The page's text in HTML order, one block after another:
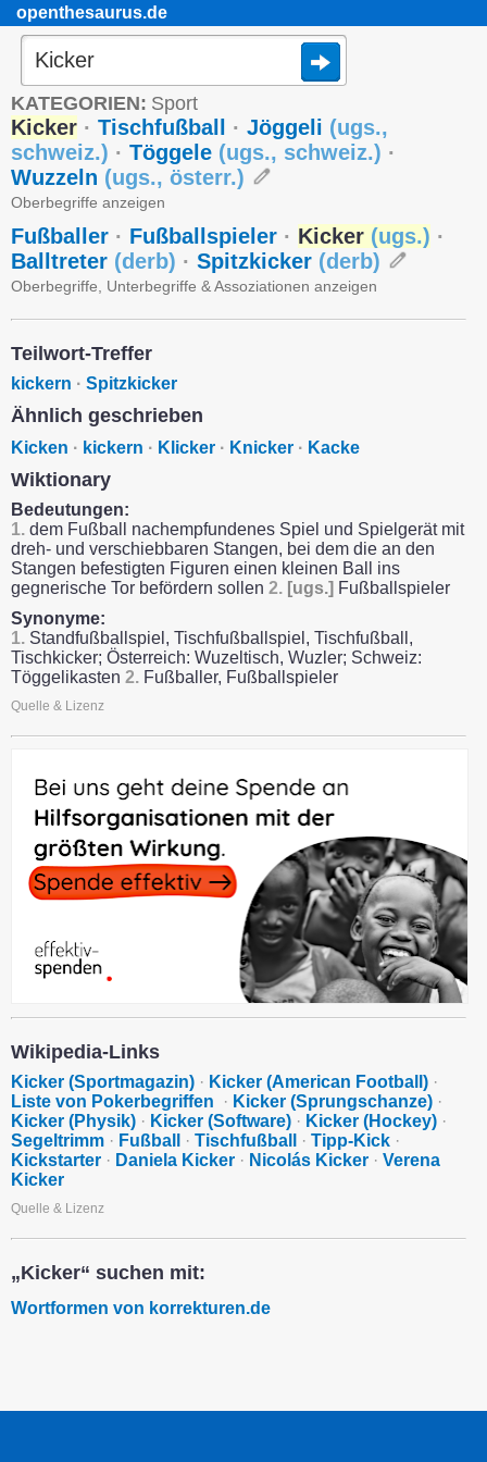
openthesaurus.de
KATEGORIEN: Sport
Kicker · Tischfußball · Jöggeli (ugs.,
schweiz.) · Töggele (ugs., schweiz.) ·
Wuzzeln (ugs., österr.)
Oberbegriffe anzeigen
Fußballer · Fußballspieler · Kicker (ugs.) ·
Balltreter (derb) · Spitzkicker (derb)
Oberbegriffe, Unterbegriffe & Assoziationen anzeigen
Teilwort-Treffer
kickern · Spitzkicker
Ähnlich geschrieben
Kicken · kickern · Klicker · Knicker · Kacke
Wiktionary
Bedeutungen:
1. dem Fußball nachempfundenes Spiel und Spielgerät mit
dreh- und verschiebbaren Stangen, bei dem die an den
Stangen befestigten Figuren einen kleinen Ball ins
gegnerische Tor befördern sollen 2. [ugs.] Fußballspieler
Synonyme:
1. Standfußballspiel, Tischfußballspiel, Tischfußball,
Tischkicker; Österreich: Wuzeltisch, Wuzler; Schweiz:
Töggelikasten 2. Fußballer, Fußballspieler
Quelle & Lizenz
Wikipedia-Links
Kicker (Sportmagazin) · Kicker (American Football) ·
Liste von Pokerbegriffen
· Kicker (Sprungschanze) ·
Kicker (Physik) · Kicker (Software) · Kicker (Hockey) ·
Segeltrimm · Fußball · Tischfußball · Tipp-Kick ·
Kickstarter · Daniela Kicker · Nicolás Kicker · Verena
Kicker
Quelle & Lizenz
„Kicker“ suchen mit:
Wortformen von korrekturen.de